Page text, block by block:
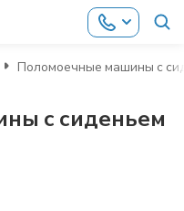
Поломоечные машины с
с сиденьем